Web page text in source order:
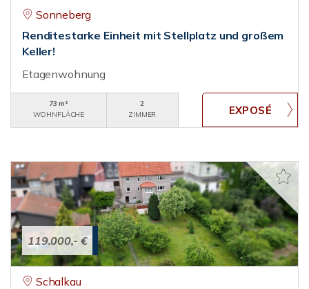
Sonneberg
Renditestarke Einheit mit Stellplatz und großem
Keller!
Etagenwohnung
73 m²
WOHNFLÄCHE
2
ZIMMER
119.000,- €
Schalkau